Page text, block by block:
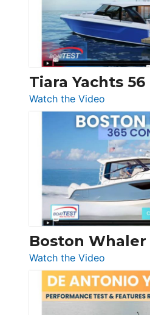
at
Boot
Tiara Yachts 56
Watch the Video
Tiara
Yachts
56
LS
Boston Whaler
Watch the Video
Boston
Whaler
365